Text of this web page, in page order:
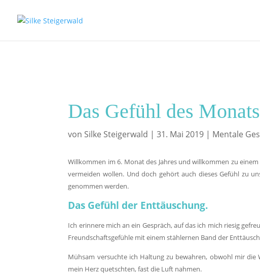
Das Gefühl des
von Silke Steigerwald |31. Mai 2019 | Mentale
Willkommen im 6. Monat des Jahres und willkommen zu
vermeiden wollen. Und doch gehört auch dieses Gefühl zu
genommen werden.
Das Gefühl der Enttäuschung.
Ich erinnere mich an ein Gespräch, auf das ich mich riesig
Freundschaftsgefühle mit einem stählernen Band der
Mühsam versuchte ich Haltung zu bewahren, obwohl mir
mein Herz quetschten, fast die Luft nahmen.